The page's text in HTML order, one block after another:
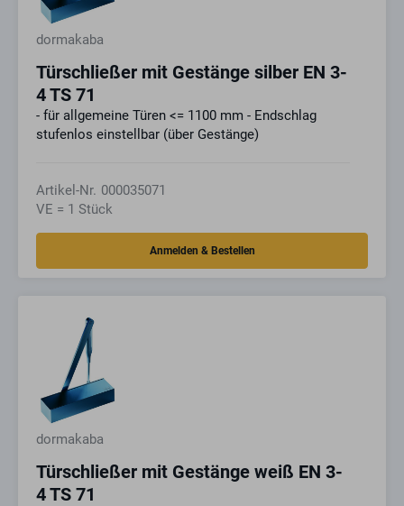
dormakaba
Türschließer mit Gestänge silber EN 3-
4 TS 71
- für allgemeine Türen <= 1100 mm - Endschlag
stufenlos einstellbar (über Gestänge)
Artikel-Nr. 000035071
VE = 1 Stück
dormakaba
Türschließer mit Gestänge weiß EN 3-
4 TS 71